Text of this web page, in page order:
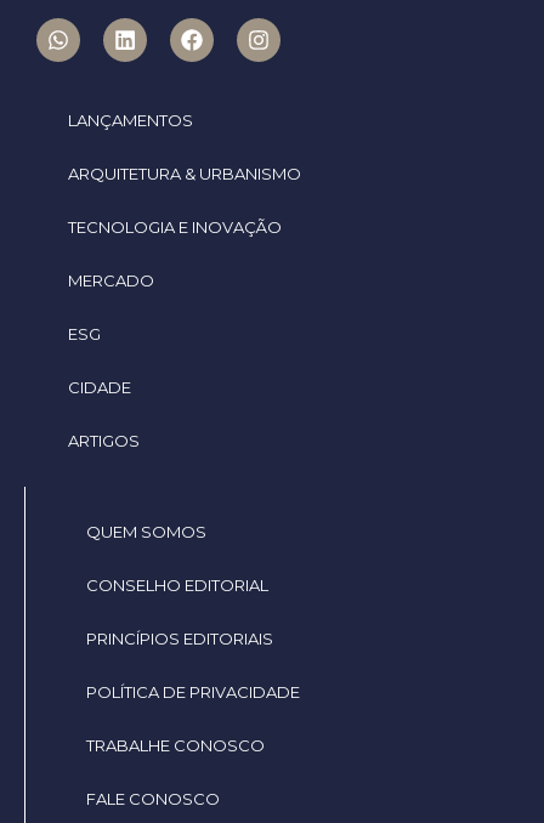
LANÇAMENTOS
ARQUITETURA & URBANISMO
TECNOLOGIA E INOVAÇÃO
MERCADO
ESG
CIDADE
ARTIGOS
QUEM SOMOS
CONSELHO EDITORIAL
PRINCÍPIOS EDITORIAIS
POLÍTICA DE PRIVACIDADE
TRABALHE CONOSCO
FALE CONOSCO